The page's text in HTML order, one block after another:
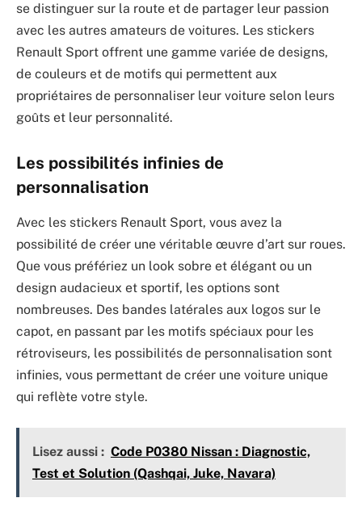
se distinguer sur la route et de partager leur passion
avec les autres amateurs de voitures. Les stickers
Renault Sport offrent une gamme variée de designs,
de couleurs et de motifs qui permettent aux
propriétaires de personnaliser leur voiture selon leurs
goûts et leur personnalité.
Les possibilités infinies de
personnalisation
Avec les stickers Renault Sport, vous avez la
possibilité de créer une véritable œuvre d’art sur roues.
Que vous préfériez un look sobre et élégant ou un
design audacieux et sportif, les options sont
nombreuses. Des bandes latérales aux logos sur le
capot, en passant par les motifs spéciaux pour les
rétroviseurs, les possibilités de personnalisation sont
infinies, vous permettant de créer une voiture unique
qui reflète votre style.
Lisez aussi : Code P0380 Nissan : Diagnostic,
Test et Solution (Qashqai, Juke, Navara)